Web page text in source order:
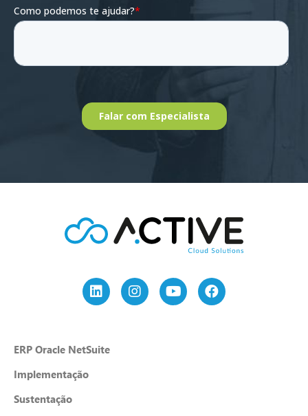
ERP Oracle NetSuite
Implementação
Sustentação